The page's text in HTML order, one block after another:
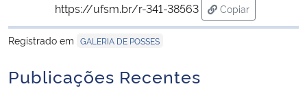
Secretaria-Geral
Secretaria de Governo
Gabinete de Segurança Institucional
https://ufsm.br/r-341-38563
Copiar
para área de
Registrado em GALERIA DE POSSES
Publicações Recentes